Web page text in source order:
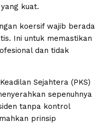
kuat.
koersif wajib berada
Ini untuk memastikan
dan tidak
Sejahtera (PKS)
sepenuhnya
tanpa kontrol
prinsip